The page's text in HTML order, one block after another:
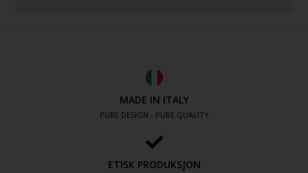
MADE IN ITALY
PURE DESIGN - PURE QUALITY
ETISK PRODUKSJON